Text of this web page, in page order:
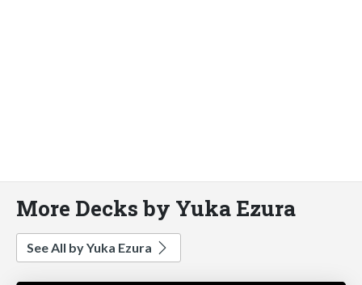
More Decks by Yuka Ezura
See All by Yuka Ezura